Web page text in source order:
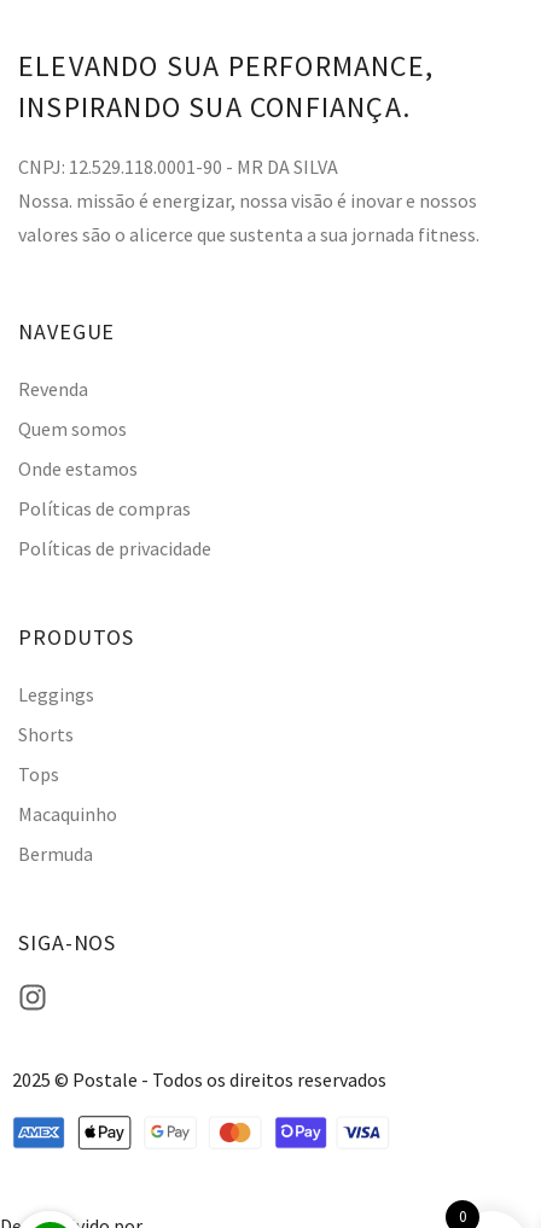
ELEVANDO SUA PERFORMANCE,
INSPIRANDO SUA CONFIANÇA.
CNPJ: 12.529.118.0001-90 - MR DA SILVA
Nossa. missão é energizar, nossa visão é inovar e nossos
valores são o alicerce que sustenta a sua jornada fitness.
NAVEGUE
Revenda
Quem somos
Onde estamos
Políticas de compras
Políticas de privacidade
PRODUTOS
Leggings
Shorts
Tops
Macaquinho
Bermuda
SIGA-NOS
2025 © Postale - Todos os direitos reservados
0